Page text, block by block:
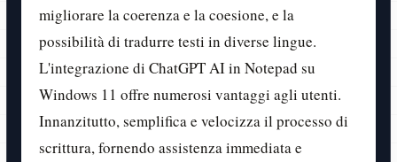
migliorare la coerenza e la coesione, e la
possibilità di tradurre testi in diverse lingue.
L'integrazione di ChatGPT AI in Notepad su
Windows 11 offre numerosi vantaggi agli utenti.
Innanzitutto, semplifica e velocizza il processo di
scrittura, fornendo assistenza immediata e